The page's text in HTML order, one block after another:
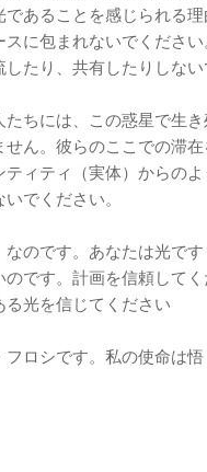
であることを感じられる
スに包まれないでくださ
たり、共有したりしない
たちには、この惑星で生
せん。彼らのここでの滞
ティティ（実体）からの
でください。
なのです。あなたは光で
です。計画を信頼してく
る光を信じてください
フロシです。私の使命は悟